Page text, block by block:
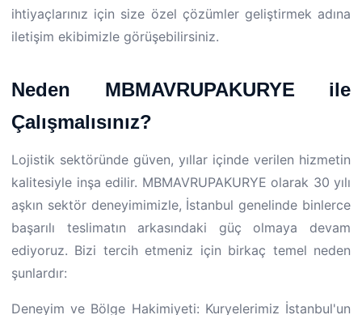
ihtiyaçlarınız için size özel çözümler geliştirmek adına
iletişim ekibimizle görüşebilirsiniz.
Neden MBMAVRUPAKURYE ile
Çalışmalısınız?
Lojistik sektöründe güven, yıllar içinde verilen hizmetin
kalitesiyle inşa edilir. MBMAVRUPAKURYE olarak 30 yılı
aşkın sektör deneyimimizle, İstanbul genelinde binlerce
başarılı teslimatın arkasındaki güç olmaya devam
ediyoruz. Bizi tercih etmeniz için birkaç temel neden
şunlardır:
Deneyim ve Bölge Hakimiyeti: Kuryelerimiz İstanbul'un